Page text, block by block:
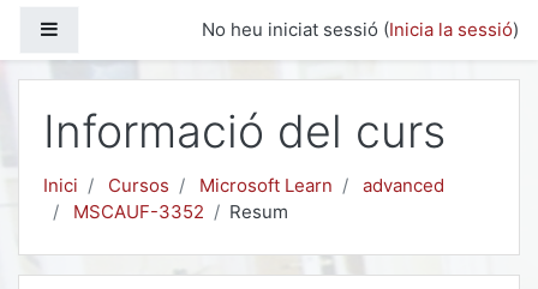
No heu iniciat sessió (Inicia la sessió)
Informació del curs
Inici Cursos Microsoft Learn
advanced
MSCAUF-3352
Resum